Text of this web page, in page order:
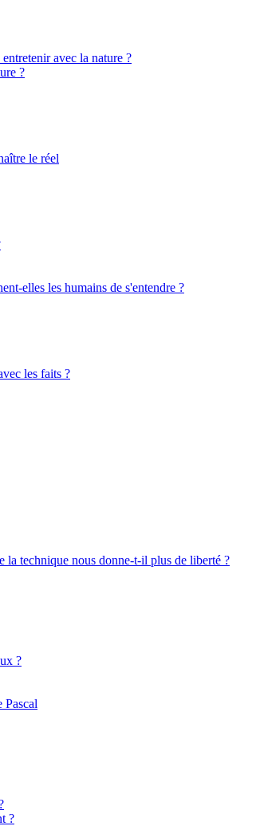
avec la nature ?
?
le réel
elles les humains de s'entendre ?
les faits ?
la technique nous donne-t-il plus de liberté ?
?
Pascal
?